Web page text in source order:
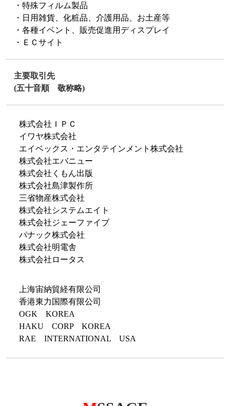
・特殊フィルム製品
・日用雑貨、化粧品、介護用品、お土産等
・各種イベント、販売促進用ディスプレイ
・ＥＣサイト
主要取引先
(五十音順 敬称略)
株式会社ＩＰＣ
イワヤ株式会社
エイベックス・エンタテインメント株式会社
株式会社エバニュー
株式会社くもん出版
株式会社島津製作所
三省物産株式会社
株式会社システムエイト
株式会社ジェーファイブ
パナック株式会社
株式会社明電舎
株式会社ロータス
上海宙納貿経有限公司
香港東力国際有限公司
OGK KOREA
HAKU CORP KOREA
RAE INTERNATIONAL USA